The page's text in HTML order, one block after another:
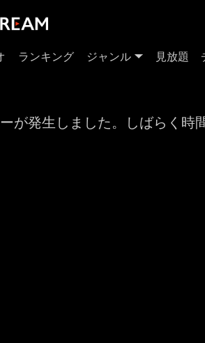
ランキング ジャンル 見放題
が発生しました。しばらく